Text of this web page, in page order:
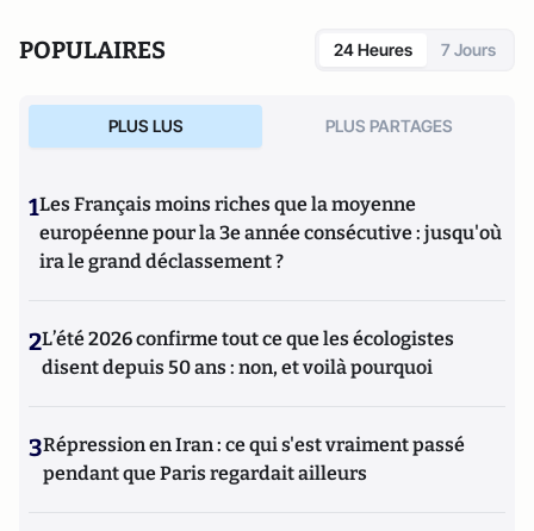
POPULAIRES 24 Heures 7 Jours
PLUS LUS PLUS PARTAGES
1Les Français moins riches que la moyenne
européenne pour la 3e année consécutive : jusqu'où
ira le grand déclassement ?
2L’été 2026 confirme tout ce que les écologistes
disent depuis 50 ans : non, et voilà pourquoi
3Répression en Iran : ce qui s'est vraiment passé
pendant que Paris regardait ailleurs